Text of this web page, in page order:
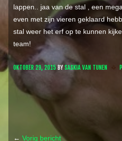
lappen.. jaa van de stal , een
even met zijn vieren geklaard
stal weer het erf op te kunnen
team!
OKTOBER 29, 2015BY SASKIA VAN TUNEN
← Vorig bericht